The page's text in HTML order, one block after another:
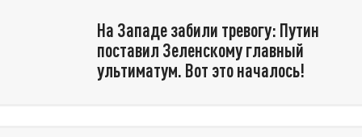
На Западе забили тревогу: Путин
поставил Зеленскому главный
ультиматум. Вот это началось!